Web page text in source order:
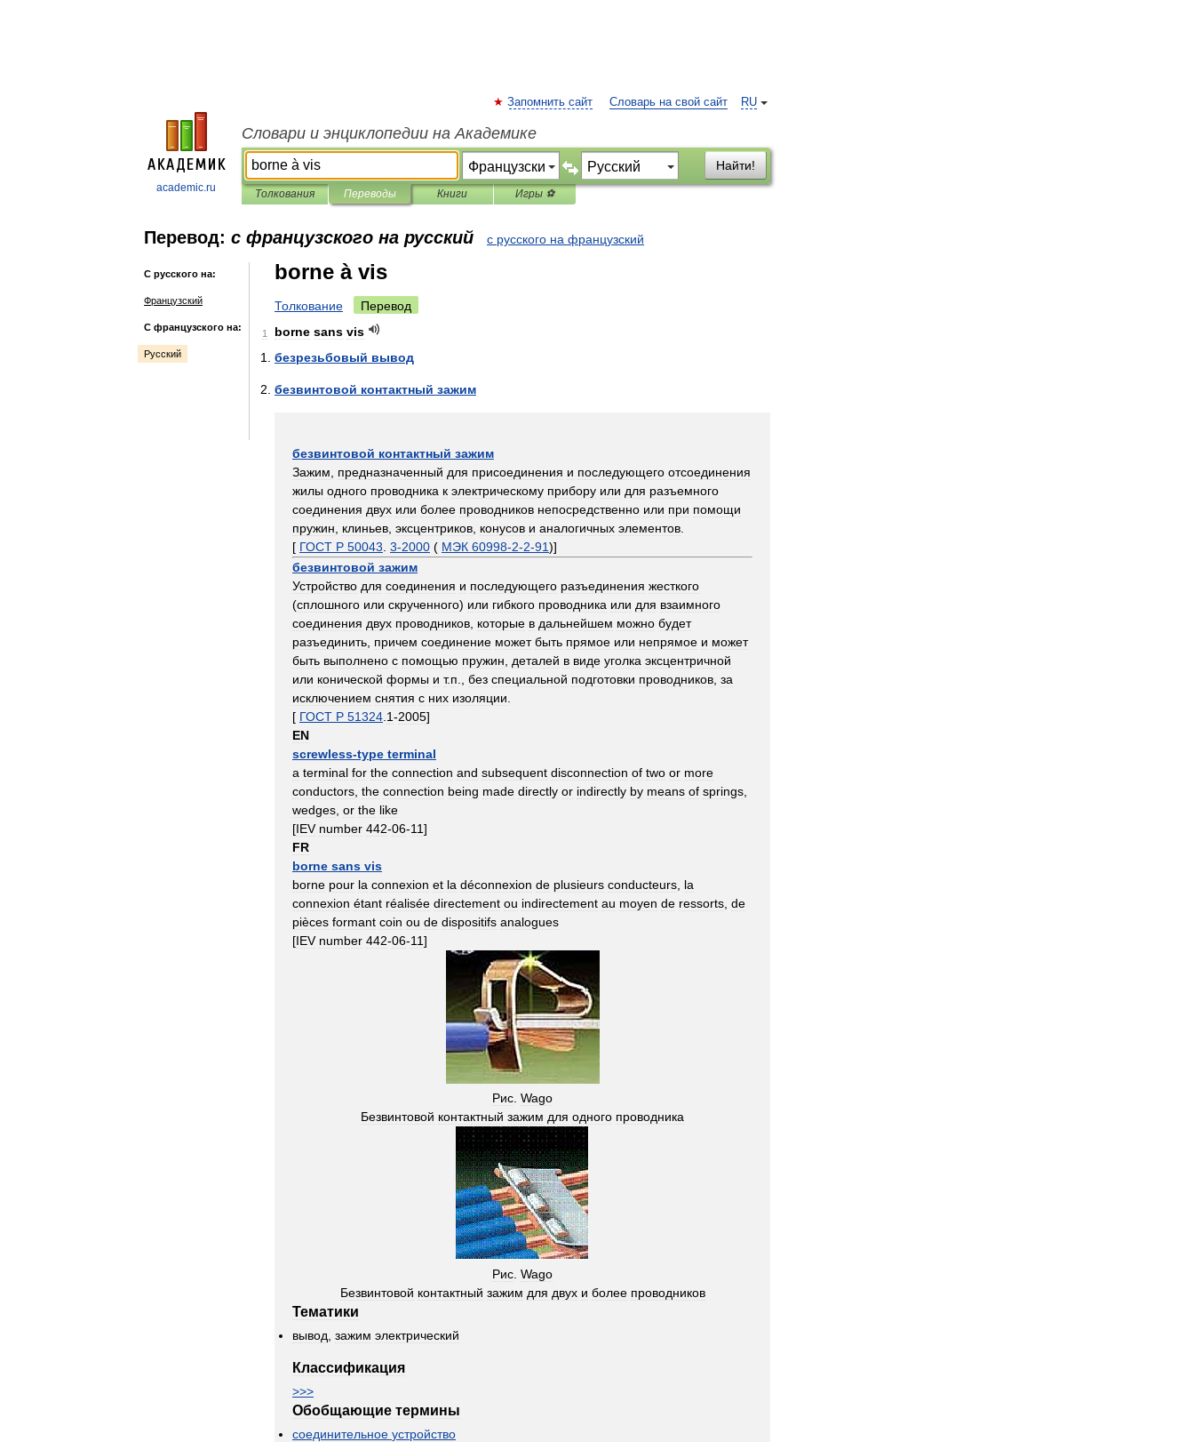
academic.ru
RU
Запомнить сайт Словарь на свой сайт
Словари и энциклопедии на Академике
Найти!
Толкования Переводы Книги Игры ⚽
Перевод: с французского на русский с русского на французский
С русского на:
Французский
С французского на:
Русский
borne à vis
Толкование Перевод
1 borne sans vis
безрезьбовый вывод
безвинтовой контактный зажим
безвинтовой контактный зажим
Зажим
предназначенный для присоединения и последующего отсоединения
жилы одного проводника к электрическому прибору или для разъемного
соединения двух или более проводников непосредственно или при помощи
пружин
клиньев эксцентриков конусов и аналогичных элементов
[ ГОСТ Р 50043 3-2000 ( МЭК 60998-2-2-91)]
безвинтовой зажим
Устройство для соединения и последующего разъединения жесткого
(сплошного или скрученного) или гибкого проводника или для взаимного
соединения двух проводников которые в дальнейшем можно будет
разъединить причем соединение может быть прямое или непрямое и может
быть выполнено с помощью пружин деталей в виде уголка эксцентричной
или конической формы и т.п без специальной подготовки проводников за
исключением снятия с них изоляции
[ ГОСТ Р 51324 1-2005]
EN
screwless-type terminal
a terminal for the connection and subsequent disconnection of two or more
conductors the connection being made directly or indirectly by means of springs
wedges or the like
[IEV number 442-06-11]
FR
borne sans vis
borne pour la connexion et la déconnexion de plusieurs conducteurs la
connexion étant réalisée directement ou indirectement au moyen de ressorts de
pièces formant coin ou de dispositifs analogues
[IEV number 442-06-11]
Рис Wago
Безвинтовой контактный зажим для одного проводника
Рис Wago
Безвинтовой контактный зажим для двух и более проводников
Тематики
вывод зажим электрический
Классификация
>>>
Обобщающие термины
соединительное устройство